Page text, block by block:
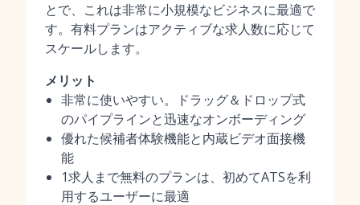
とで、これは非常に小規模なビジネスに最適で
す。有料プランはアクティブな求人数に応じて
スケールします。
メリット
非常に使いやすい。ドラッグ＆ドロップ式
のパイプラインと迅速なオンボーディング
優れた候補者体験機能と内蔵ビデオ面接機
能
1求人まで無料のプランは、初めてATSを利
用するユーザーに最適